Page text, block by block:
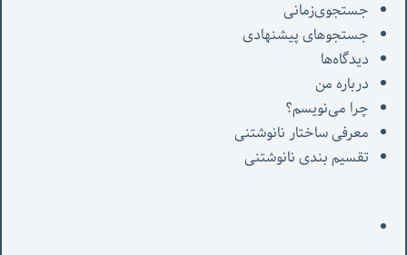
جستجوی‌زمانی
جستجوهای پیشنهادی
دیدگاه‌ها
درباره من
چرا می‌نویسم؟
معرفی‌ ساختار نانوشتنی
تقسیم بندی نانوشتنی